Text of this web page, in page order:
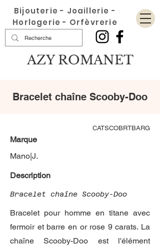
Bijouterie - Joaillerie -
Horlogerie - Orfèvrerie
AZY ROMANET
Bracelet chaîne Scooby-Doo
CATSCOBRTBARG
Marque
Mano|J.
Description
Bracelet chaîne Scooby-Doo
Bracelet pour homme en titane avec
fermoir et barre en or rose 9 carats. La
chaîne Scooby-Doo est l'élément